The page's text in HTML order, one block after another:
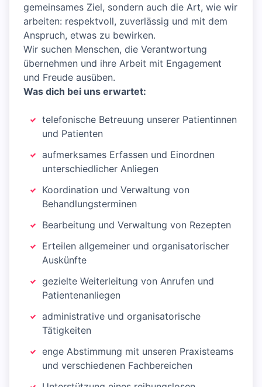
gemeinsames Ziel, sondern auch die Art, wie wir
arbeiten: respektvoll, zuverlässig und mit dem
Anspruch, etwas zu bewirken.
Wir suchen Menschen, die Verantwortung
übernehmen und ihre Arbeit mit Engagement
und Freude ausüben.
Was dich bei uns erwartet:
telefonische Betreuung unserer Patientinnen
und Patienten
aufmerksames Erfassen und Einordnen
unterschiedlicher Anliegen
Koordination und Verwaltung von
Behandlungsterminen
Bearbeitung und Verwaltung von Rezepten
Erteilen allgemeiner und organisatorischer
Auskünfte
gezielte Weiterleitung von Anrufen und
Patientenanliegen
administrative und organisatorische
Tätigkeiten
enge Abstimmung mit unseren Praxisteams
und verschiedenen Fachbereichen